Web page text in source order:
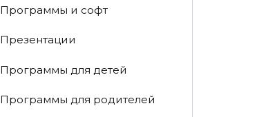
Программы и софт
Презентации
Программы для детей
Программы для родителей